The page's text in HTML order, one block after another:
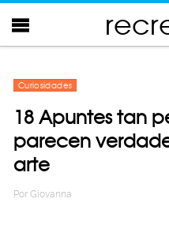
Curiosidades
18 Apuntes tan
parecen
arte
Por Giovanna